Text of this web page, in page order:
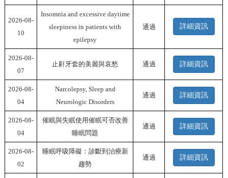
2026-08-
10
Insomnia and excessive daytime
sleepiness in patients with
epilepsy
通過 詳細資訊
2026-08-
07
止鼾牙套的美麗與哀愁 通過 詳細資訊
2026-08-
04
Narcolepsy, Sleep and
Neurologic Disorders
通過 詳細資訊
2026-08-
04
催眠與失眠使用催眠可否改善
睡眠問題
通過 詳細資訊
2026-08-
02
睡眠呼吸障礙：診斷到治療新
趨勢
通過 詳細資訊